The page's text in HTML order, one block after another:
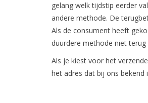
gelang welk tijdstip eerder
andere methode. De
Als de consument heeft
duurdere methode niet terug
Als je kiest voor het
het adres dat bij ons bekend